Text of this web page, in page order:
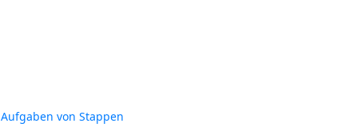
Aufgaben von Stappen